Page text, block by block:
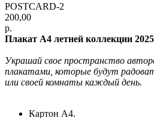
POSTCARD-2
200,00
р.
Плакат А4 летней коллекции
Украшай свое пространство
плакатами, которые будут
или своей комнаты каждый день.
Картон А4.